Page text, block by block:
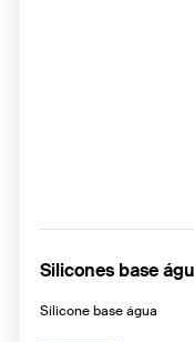
Silicones base
Silicone base água